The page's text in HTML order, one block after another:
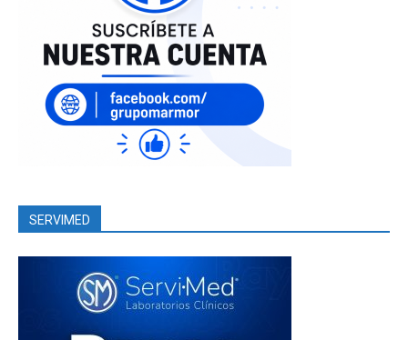
SERVIMED